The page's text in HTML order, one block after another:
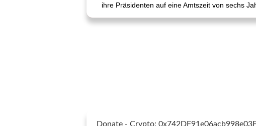
ihre Präsidenten auf eine Amtszeit von sechs
Donate - Crypto: